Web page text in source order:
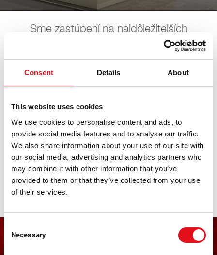
Consent Details About
This website uses cookies
We use cookies to personalise content and ads, to
provide social media features and to analyse our traffic.
We also share information about your use of our site with
our social media, advertising and analytics partners who
may combine it with other information that you’ve
provided to them or that they’ve collected from your use
of their services.
Selection
Necessary
Sme zastúpení na najdôležitejších
automobilových veľtrhoch. Všetky
nadchádzajúce akcie nájdete tu. Tešíme
sa na vašu návštevu.
SAS Show
27. augusta 2026 - 29. augusta 2026 · Bern · open in
Maps
Odoberať newsletter febi